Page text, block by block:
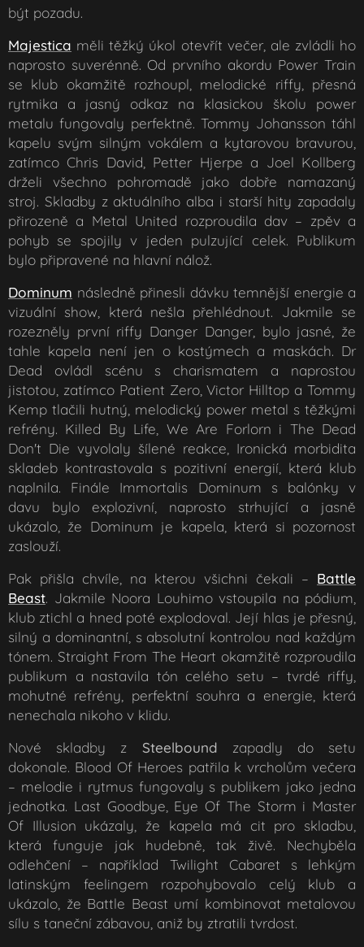
být pozadu.
Majestica měli těžký úkol otevřít večer, ale zvládli ho
naprosto suverénně. Od prvního akordu Power Train
se klub okamžitě rozhoupl, melodické riffy, přesná
rytmika a jasný odkaz na klasickou školu power
metalu fungovaly perfektně. Tommy Johansson táhl
kapelu svým silným vokálem a kytarovou bravurou,
zatímco Chris David, Petter Hjerpe a Joel Kollberg
drželi všechno pohromadě jako dobře namazaný
stroj. Skladby z aktuálního alba i starší hity zapadaly
přirozeně a Metal United rozproudila dav – zpěv a
pohyb se spojily v jeden pulzující celek. Publikum
bylo připravené na hlavní nálož.
Dominum následně přinesli dávku temnější energie a
vizuální show, která nešla přehlédnout. Jakmile se
rozezněly první riffy Danger Danger, bylo jasné, že
tahle kapela není jen o kostýmech a maskách. Dr
Dead ovládl scénu s charismatem a naprostou
jistotou, zatímco Patient Zero, Victor Hilltop a Tommy
Kemp tlačili hutný, melodický power metal s těžkými
refrény. Killed By Life, We Are Forlorn i The Dead
Don't Die vyvolaly šílené reakce, Ironická morbidita
skladeb kontrastovala s pozitivní energií, která klub
naplnila. Finále Immortalis Dominum s balónky v
davu bylo explozivní, naprosto strhující a jasně
ukázalo, že Dominum je kapela, která si pozornost
zaslouží.
Pak přišla chvíle, na kterou všichni čekali – Battle
Beast. Jakmile Noora Louhimo vstoupila na pódium,
klub ztichl a hned poté explodoval. Její hlas je přesný,
silný a dominantní, s absolutní kontrolou nad každým
tónem. Straight From The Heart okamžitě rozproudila
publikum a nastavila tón celého setu – tvrdé riffy,
mohutné refrény, perfektní souhra a energie, která
nenechala nikoho v klidu.
Nové skladby z Steelbound zapadly do setu
dokonale. Blood Of Heroes patřila k vrcholům večera
– melodie i rytmus fungovaly s publikem jako jedna
jednotka. Last Goodbye, Eye Of The Storm i Master
Of Illusion ukázaly, že kapela má cit pro skladbu,
která funguje jak hudebně, tak živě. Nechyběla
odlehčení – například Twilight Cabaret s lehkým
latinským feelingem rozpohybovalo celý klub a
ukázalo, že Battle Beast umí kombinovat metalovou
sílu s taneční zábavou, aniž by ztratili tvrdost.